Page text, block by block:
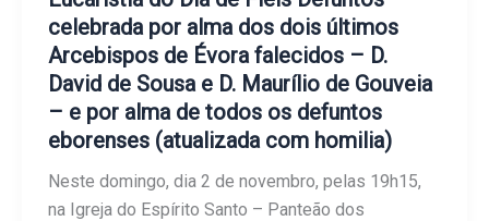
celebrada por alma dos dois últimos
Arcebispos de Évora falecidos – D.
David de Sousa e D. Maurílio de Gouveia
– e por alma de todos os defuntos
eborenses (atualizada com homilia)
Neste domingo, dia 2 de novembro, pelas 19h15,
na Igreja do Espírito Santo – Panteão dos